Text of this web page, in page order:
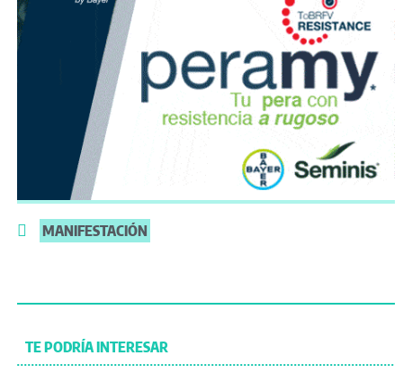
MANIFESTACIÓN
TE PODRÍA INTERESAR